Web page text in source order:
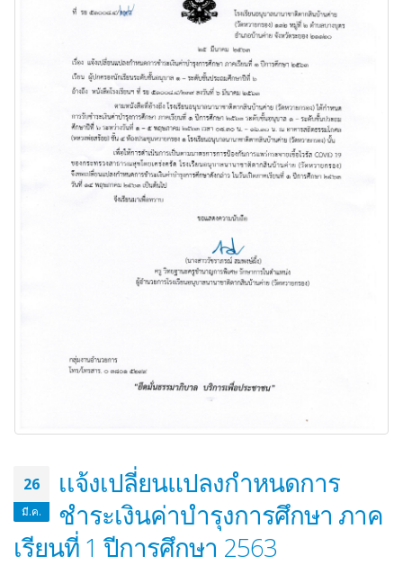
26
มี.ค.
เเจ้งเปลี่ยนแปลงกำหนดการ
ชำระเงินค่าบำรุงการศึกษา ภาค
เรียนที่ 1 ปีการศึกษา 2563